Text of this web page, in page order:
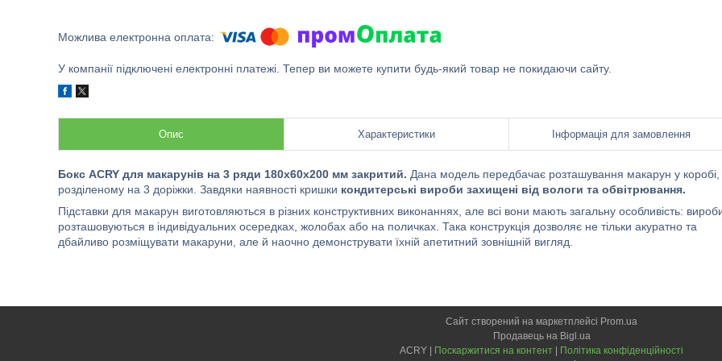
У компанії підключені електронні платежі. Тепер ви можете купити будь-який товар не покидаючи сайту.
Опис Характеристики Інформація для замовлення
Бокс ACRY для макарунів на 3 ряди 180х60х200 мм закритий. Дана модель передбачає розташування макарун у коробі,
розділеному на 3 доріжки. Завдяки наявності кришки кондитерські вироби захищені від вологи та обвітрювання.
Підставки для макарун виготовляються в різних конструктивних виконаннях, але всі вони мають загальну особливість:
розташовуються в індивідуальних осередках, жолобах або на поличках. Така конструкція дозволяє не тільки акуратно та
дбайливо розміщувати макаруни, але й наочно демонструвати їхній апетитний зовнішній вигляд.
Сайт створений на маркетплейсі Prom.ua
Продавець на Bigl.ua
Поскаржитися на контент
Політика конфіденційності